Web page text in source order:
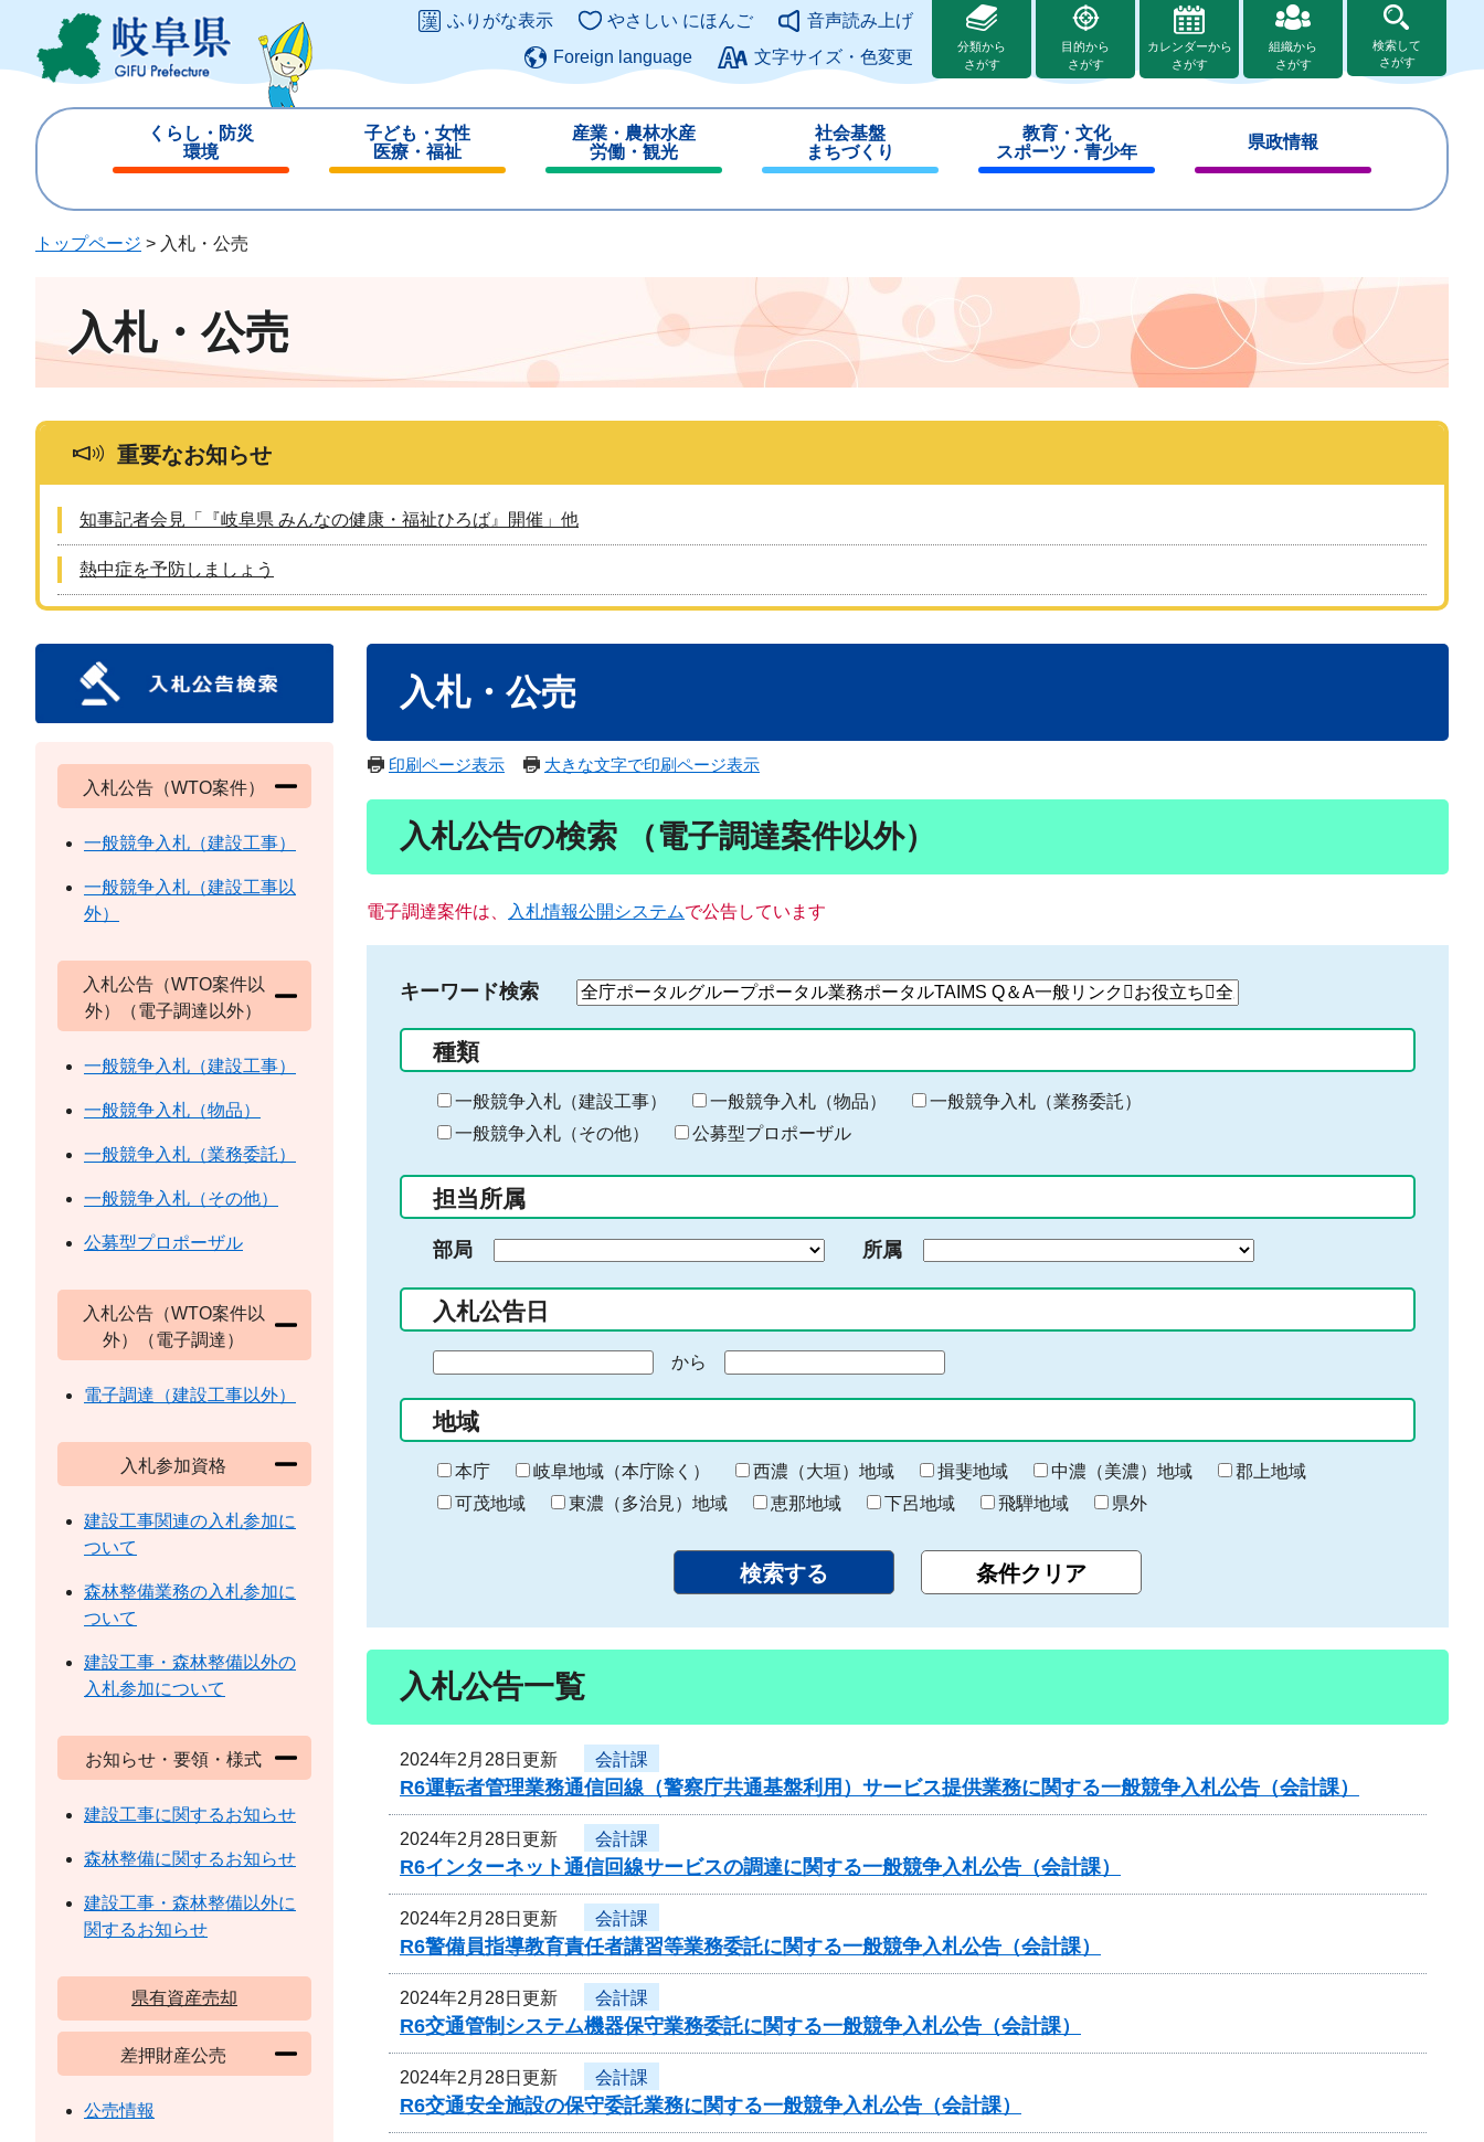
ジ
ュ
このページの本文へ
ふりがな表示 やさしい にほんご
音声読み上げ
Foreign language
文字サイズ・色変更
分類から
さがす
目的から
さがす
カレンダーから
さがす
組織から
さがす
検索して
さがす
くらし・防災
環境
じ
子ども・女性
医療・福祉
じ
産業・農林水産
労働・観光
じ
社会基盤
まちづくり
じ
教育・文化
スポーツ・青少年
じ
県政情報
じ
トップページ > 入札・公売
入札・公売
重要なお知らせ
知事記者会見「『岐阜県 みんなの健康・福祉ひろば』開催」他
熱中症を予防しましょう
入札・公売
印刷ページ表示 大きな文字で印刷ページ表示
入札公告の検索 （電子調達案件以外）
電子調達案件は、 入札情報公開システムで公告しています
キーワード検索
検
る
キ
ー
ー
入
力
種類
一般競争入札（建設工事） 一般競争入札（物品）
一般競争入札（業務委託）
一般競争入札（その他）
公募型プロポーザル
担当所属
部局 所属
入札公告日
の
始
ま
り
から
終
わ
り
地域
本庁 岐阜地域（本庁除く） 西濃（大垣）地域 揖斐地域 中濃（美濃）地域
郡上地域
可茂地域
東濃（多治見）地域 恵那地域 下呂地域 飛騨地域 県外
入札公告一覧
2024年2月28日更新 会計課
R6運転者管理業務通信回線（警察庁共通基盤利用）サービス提供業務に関する一般競争入札公告（会計課）
2024年2月28日更新 会計課
R6インターネット通信回線サービスの調達に関する一般競争入札公告（会計課）
2024年2月28日更新 会計課
R6警備員指導教育責任者講習等業務委託に関する一般競争入札公告（会計課）
2024年2月28日更新 会計課
R6交通管制システム機器保守業務委託に関する一般競争入札公告（会計課）
2024年2月28日更新 会計課
R6交通安全施設の保守委託業務に関する一般競争入札公告（会計課）
入札公告（WTO案件）
一般競争入札（建設工事）
一般競争入札（建設工事以
外）
入札公告（WTO案件以
外）（電子調達以外）
一般競争入札（建設工事）
一般競争入札（物品）
一般競争入札（業務委託）
一般競争入札（その他）
公募型プロポーザル
入札公告（WTO案件以
外）（電子調達）
電子調達（建設工事以外）
入札参加資格
建設工事関連の入札参加に
ついて
森林整備業務の入札参加に
ついて
建設工事・森林整備以外の
入札参加について
お知らせ・要領・様式
建設工事に関するお知らせ
森林整備に関するお知らせ
建設工事・森林整備以外に
関するお知らせ
県有資産売却
差押財産公売
公売情報